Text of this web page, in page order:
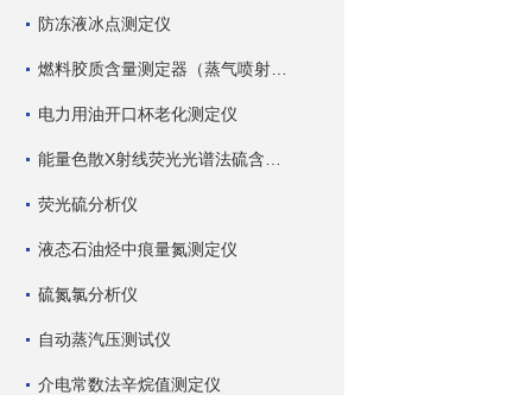
防冻液冰点测定仪
电力用油开口杯老化测定仪
荧光硫分析仪
液态石油烃中痕量氮测定仪
硫氮氯分析仪
自动蒸汽压测试仪
介电常数法辛烷值测定仪